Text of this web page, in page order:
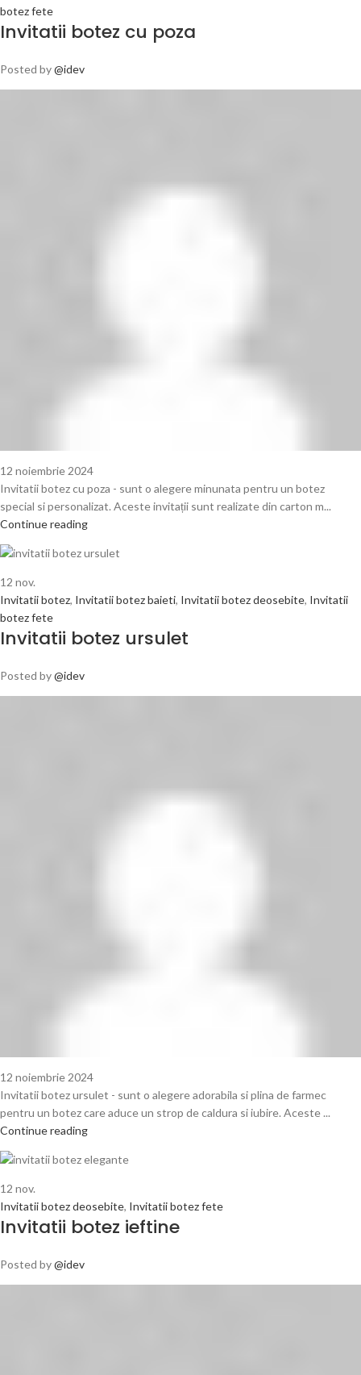
botez fete
Invitatii botez cu poza
Posted by@idev
12 noiembrie 2024
Invitatii botez cu poza - sunt o alegere minunata pentru un botez
special si personalizat. Aceste invitații sunt realizate din carton m...
Continue reading
12 nov.
Invitatii botez, Invitatii botez baieti, Invitatii botez deosebite, Invitatii
botez fete
Invitatii botez ursulet
Posted by@idev
12 noiembrie 2024
Invitatii botez ursulet - sunt o alegere adorabila si plina de farmec
pentru un botez care aduce un strop de caldura si iubire. Aceste ...
Continue reading
12 nov.
Invitatii botez deosebite, Invitatii botez fete
Invitatii botez ieftine
Posted by@idev